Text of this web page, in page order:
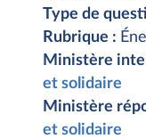
Type de
Rubrique :
Ministère
et solidaire
Ministère
et solidaire